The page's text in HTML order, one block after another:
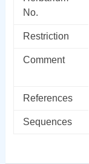
No.
Restriction
Comment
References
Sequences